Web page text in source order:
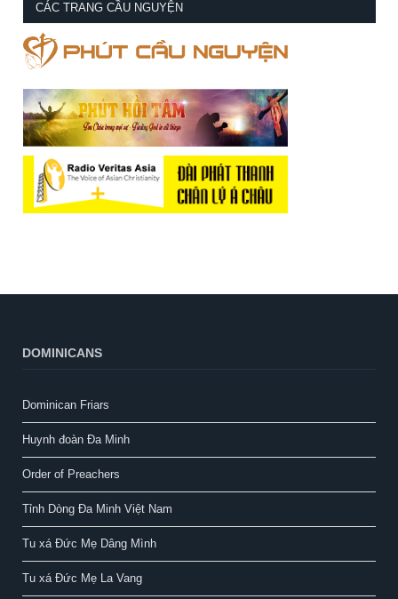
CÁC TRANG CẦU NGUYỆN
DOMINICANS
Dominican Friars
Huynh đoàn Đa Minh
Order of Preachers
Tỉnh Dòng Đa Minh Việt Nam
Tu xá Đức Mẹ Dâng Mình
Tu xá Đức Mẹ La Vang